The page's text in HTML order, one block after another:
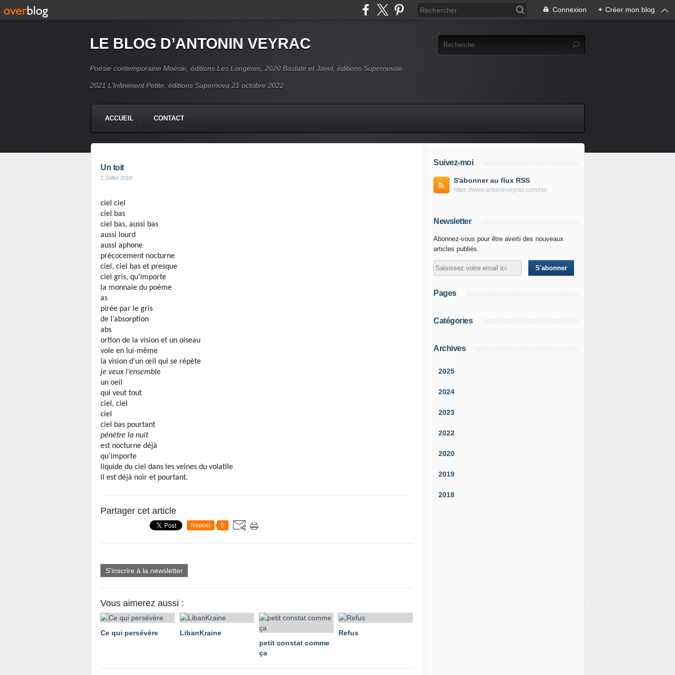
Connexion + Créer mon blog
LE BLOG D’ANTONIN VEYRAC
Poésie contemporaine Moésie, éditions Les Longères, 2020 Baslate et Javel, éditions Supernovae
2021 L’Infiniment Petite, éditions Supernova 21 octobre 2022
ACCUEIL CONTACT
Un toit
2 Juillet 2018
ciel ciel
ciel bas
ciel bas, aussi bas
aussi lourd
aussi aphone
précocement nocturne
ciel, ciel bas et presque
ciel gris, qu’importe
la monnaie du poème
as
pirée par le gris
de l’absorption
abs
ortion de la vision et un oiseau
vole en lui-même
la vision d’un œil qui se répète
je veux l’ensemble
un oeil
qui veut tout
ciel, ciel
ciel
ciel bas pourtant
pénètre la nuit
est nocturne déjà
qu’importe
liquide du ciel dans les veines du volatile
il est déjà noir et pourtant.
Partager cet article
Repost 0
S'inscrire à la newsletter
Vous aimerez aussi :
Ce qui persévère
LibanKraine
petit constat comme
ça
Refus
Suivez-moi
S'abonner au flux RSS
https://www.antoninveyrac.com/rss
Newsletter
Abonnez-vous pour être averti des nouveaux
articles publiés.
Pages
Catégories
Archives
2025
2024
2023
2022
2020
2019
2018